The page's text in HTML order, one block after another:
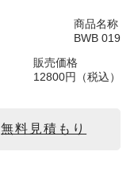
商品名称
BWB 019
販売価格
12800円（税込）
無料見積もり